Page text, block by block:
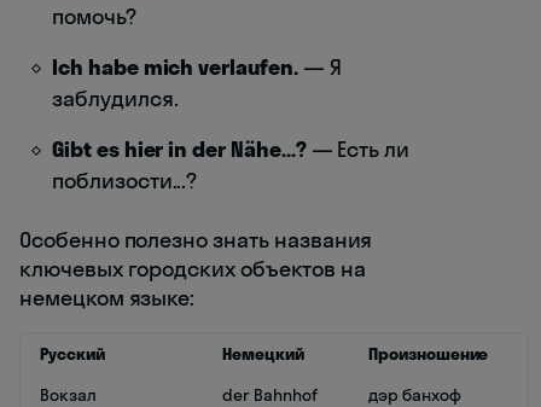
помочь?
Ich habe mich verlaufen.— Я
заблудился.
Gibt es hier in der Nähe...?— Есть ли
поблизости...?
Особенно полезно знать названия
ключевых городских объектов на
немецком языке:
Русский Немецкий
Произношение
Вокзал
der Bahnhof
дэр банхоф